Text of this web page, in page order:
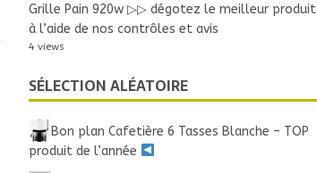
Grille Pain 920w ▷▷ dégotez le meilleur produit
à l’aide de nos contrôles et avis
4 views
SÉLECTION ALÉATOIRE
Bon plan Cafetière 6 Tasses Blanche – TOP
produit de l’année